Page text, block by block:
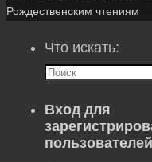
Рождественским чтениям
Что искать:
Вход для
пользователей